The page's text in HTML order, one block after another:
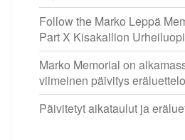
Follow the Marko Leppä
Part X Kisakallion
Marko Memorial on
viimeinen päivitys
Päivitetyt aikataulut ja